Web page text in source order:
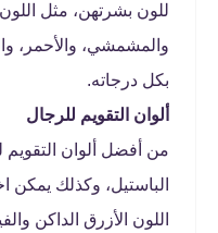
للون بشرتهن، مثل اللون
والمشمشي، والأحمر،
بكل درجاته.
ألوان التقويم للرجال
من أفضل ألوان التقويم
الباستيل، وكذلك يمكن
اللون الأزرق الداكن